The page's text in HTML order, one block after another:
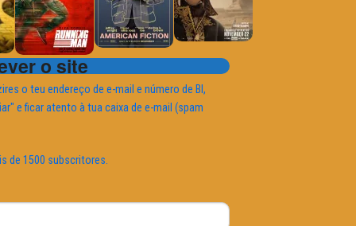
o site
o teu endereço de e-mail e número de BI,
e ficar atento à tua caixa de e-mail (spam
de 1500 subscritores.